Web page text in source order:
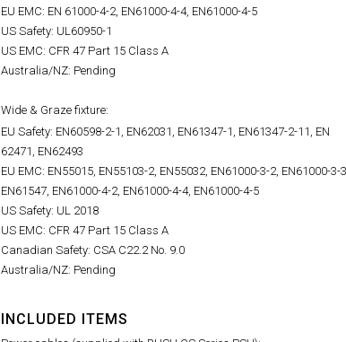
EU EMC: EN 61000-4-2, EN61000-4-4, EN61000-4-5
US Safety: UL60950-1
US EMC: CFR 47 Part 15 Class A
Australia/NZ: Pending
Wide & Graze fixture:
EU Safety: EN60598-2-1, EN62031, EN61347-1, EN61347-2-11, EN
62471, EN62493
EU EMC: EN55015, EN55103-2, EN55032, EN61000-3-2, EN61000-3-
EN61547, EN61000-4-2, EN61000-4-4, EN61000-4-5
US Safety: UL 2018
US EMC: CFR 47 Part 15 Class A
Canadian Safety: CSA C22.2 No. 9.0
Australia/NZ: Pending
INCLUDED ITEMS